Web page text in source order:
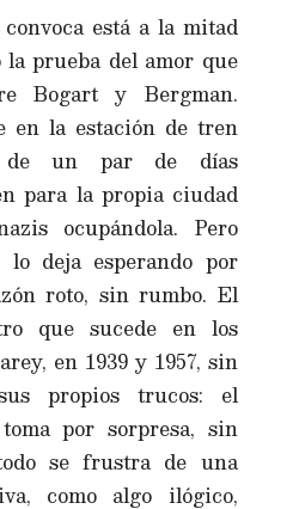
está a la mitad
prueba del amor que
Bogart y Bergman.
en la estación de tren
de un par de días
para la propia ciudad
ocupándola. Pero
deja esperando por
roto, sin rumbo. El
que sucede en los
en 1939 y 1957, sin
propios trucos: el
por sorpresa, sin
se frustra de una
como algo ilógico,